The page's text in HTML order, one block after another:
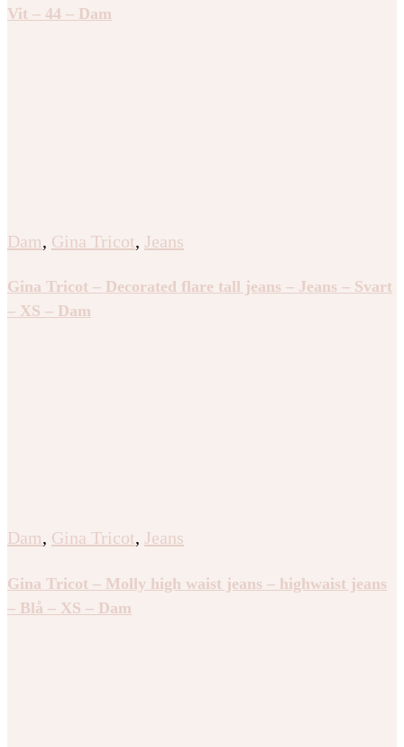
Vit – 44 – Dam
Dam, Gina Tricot, Jeans
Gina Tricot – Decorated flare tall jeans – Jeans – Svart
– XS – Dam
Dam, Gina Tricot, Jeans
Gina Tricot – Molly high waist jeans – highwaist jeans
– Blå – XS – Dam